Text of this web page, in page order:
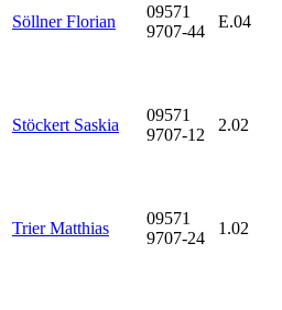
Söllner Florian
09571
9707-44
E.04
Stöckert Saskia
09571
9707-12
2.02
Trier Matthias
09571
9707-24
1.02